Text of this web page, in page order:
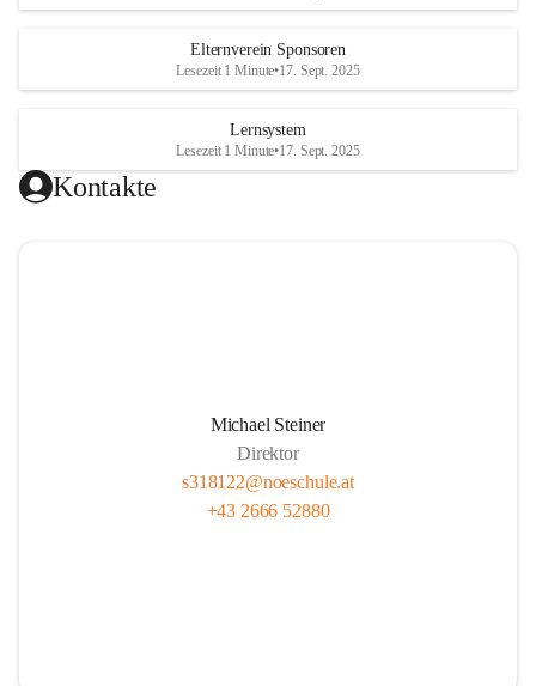
Elternverein Sponsoren
Lesezeit 1 Minute•17. Sept. 2025
Lernsystem
Lesezeit 1 Minute•17. Sept. 2025
Kontakte
Michael Steiner
Direktor
s318122@noeschule.at
+43 2666 52880